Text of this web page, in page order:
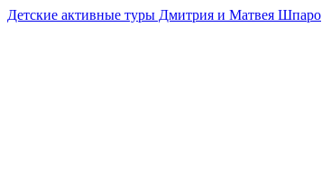
Детские активные туры Дмитрия и Матвея Шпаро